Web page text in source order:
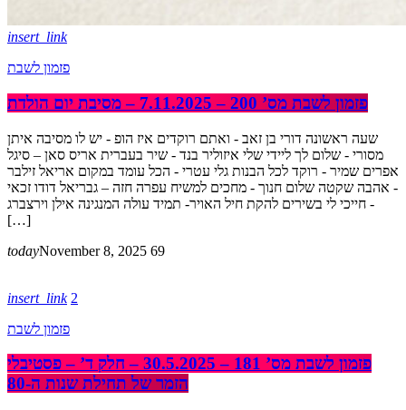
insert_link
פזמון לשבת
פזמון לשבת מס’ 200 – 7.11.2025 – מסיבת יום הולדת
שעה ראשונה דורי בן זאב - ואתם רוקדים איז הופ - יש לו מסיבה איתן
מסורי - שלום לך ליידי שלי איזוליר בנד - שיר בעברית אריס סאן – סיגל
אפרים שמיר - רוקד לכל הבנות גלי עטרי - הכל עומד במקום אריאל זילבר
- אהבה שקטה שלום חנוך - מחכים למשיח עפרה חזה – גבריאל דודו זכאי
- חייכי לי בשירים להקת חיל האויר- תמיד עולה המנגינה אילן וירצברג
[…]
todayNovember 8, 2025 69
insert_link 2
פזמון לשבת
פזמון לשבת מס’ 181 – 30.5.2025 – חלק ד’ – פסטיבלי
הזמר של תחילת שנות ה-80